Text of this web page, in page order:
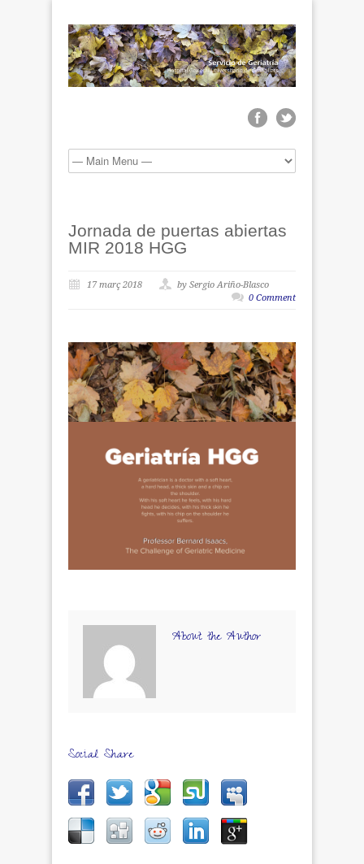
Jornada de puertas abiertas
MIR 2018 HGG
17 març 2018
by Sergio Ariño-Blasco
0 Comment
About the Author
Social Share